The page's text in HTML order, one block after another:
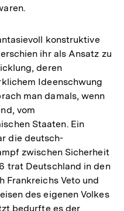
konstruktive
ihr als Ansatz zu
deren
Ideenschwung
man damals, wenn
vom
Staaten. Ein
die deutsch-
zwischen Sicherheit
trat Deutschland in den
Frankreichs Veto und
des eigenen Volkes
bedurfte es der